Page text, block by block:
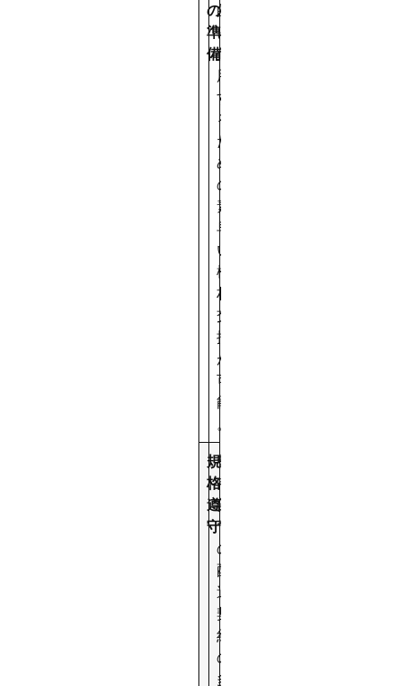
の
準
備
的
に
使
用
す
る
た
め
の
素
早
い
機
材
交
換
が
可
能
。
規
格
遵
守
都
市
部
で
の
配
送
契
約
の
多